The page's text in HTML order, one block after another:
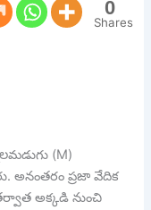
0
Shares
(M)
అనంతరం ప్రజా వేదిక
అక్కడి నుంచి